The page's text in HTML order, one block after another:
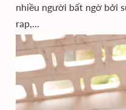
nhiều người bất ngờ bởi
rap,...